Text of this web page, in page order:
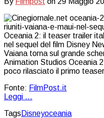
Vaiana torna sul grande
Animation Studios Oceania
poco rilasciato il primo
Fonte: FilmPost.it
Leggi ...
Tags Disneyoceania